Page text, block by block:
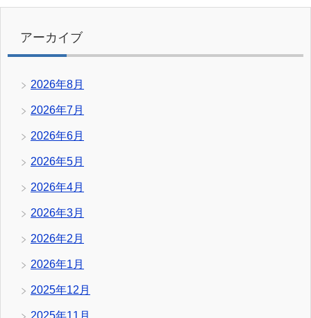
アーカイブ
2026年8月
2026年7月
2026年6月
2026年5月
2026年4月
2026年3月
2026年2月
2026年1月
2025年12月
2025年11月